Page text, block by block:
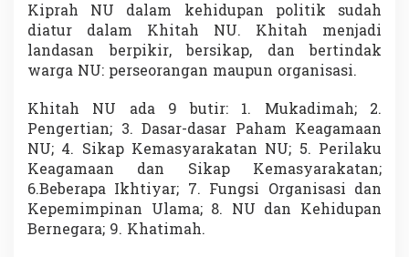
Kiprah NU dalam kehidupan politik sudah
diatur dalam Khitah NU. Khitah menjadi
landasan berpikir, bersikap, dan bertindak
warga NU: perseorangan maupun organisasi.
Khitah NU ada 9 butir: 1. Mukadimah; 2.
Pengertian; 3. Dasar-dasar Paham Keagamaan
NU; 4. Sikap Kemasyarakatan NU; 5. Perilaku
Keagamaan dan Sikap Kemasyarakatan;
6.Beberapa Ikhtiyar; 7. Fungsi Organisasi dan
Kepemimpinan Ulama; 8. NU dan Kehidupan
Bernegara; 9. Khatimah.